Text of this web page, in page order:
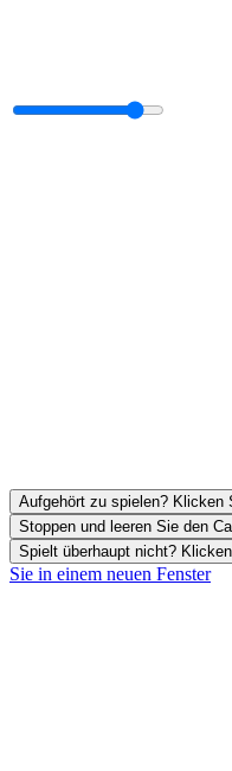
Aufgehört zu spielen? Klicken
Stoppen und leeren Sie den
Spielt überhaupt nicht?
Sie in einem neuen Fenster